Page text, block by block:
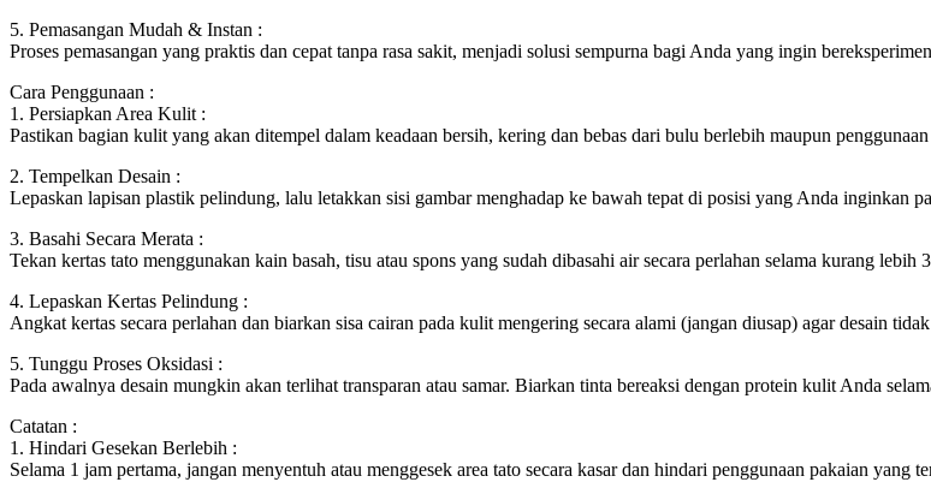
5. Pemasangan Mudah & Instan :
Proses pemasangan yang praktis dan cepat tanpa rasa sakit, menjadi solusi sempurna bagi Anda yang ingin
Cara Penggunaan :
1. Persiapkan Area Kulit :
Pastikan bagian kulit yang akan ditempel dalam keadaan bersih, kering dan bebas dari bulu berlebih maupun
2. Tempelkan Desain :
Lepaskan lapisan plastik pelindung, lalu letakkan sisi gambar menghadap ke bawah tepat di posisi yang Anda inginkan
3. Basahi Secara Merata :
Tekan kertas tato menggunakan kain basah, tisu atau spons yang sudah dibasahi air secara perlahan selama kurang
4. Lepaskan Kertas Pelindung :
Angkat kertas secara perlahan dan biarkan sisa cairan pada kulit mengering secara alami (jangan diusap) agar desain
5. Tunggu Proses Oksidasi :
Pada awalnya desain mungkin akan terlihat transparan atau samar. Biarkan tinta bereaksi dengan protein kulit Anda
Catatan :
1. Hindari Gesekan Berlebih :
Selama 1 jam pertama, jangan menyentuh atau menggesek area tato secara kasar dan hindari penggunaan pakaian